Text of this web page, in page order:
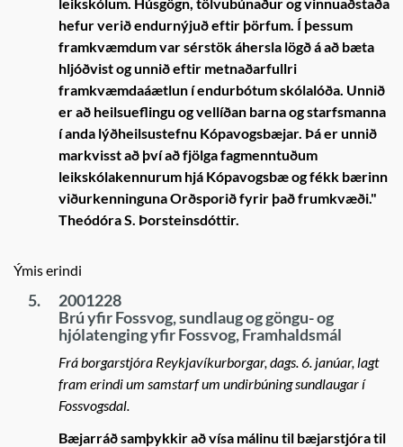
hefur verið endurnýjuð eftir þörfum. Í þessum
framkvæmdum var sérstök áhersla lögð á að bæta
hljóðvist og unnið eftir metnaðarfullri
framkvæmdaáætlun í endurbótum skólalóða. Unnið
er að heilsueflingu og vellíðan barna og starfsmanna
í anda lýðheilsustefnu Kópavogsbæjar. Þá er unnið
markvisst að því að fjölga fagmenntuðum
leikskólakennurum hjá Kópavogsbæ og fékk bærinn
viðurkenninguna Orðsporið fyrir það frumkvæði."
Theódóra S. Þorsteinsdóttir.
Ýmis erindi
5.
2001228
Brú yfir Fossvog, sundlaug og göngu- og
hjólatenging yfir Fossvog, Framhaldsmál
Frá borgarstjóra Reykjavíkurborgar, dags. 6. janúar, lagt
fram erindi um samstarf um undirbúning sundlaugar í
Fossvogsdal.
Bæjarráð samþykkir að vísa málinu til bæjarstjóra til